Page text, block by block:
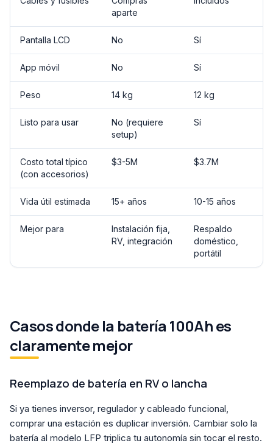
aparte
Pantalla LCD No Sí
App móvil No Sí
Peso 14 kg 12 kg
Listo para usar
No (requiere
setup)
Sí
Costo total típico
(con accesorios)
$3-5M $3.7M
Vida útil estimada 15+ años 10-15 años
Mejor para
Instalación fija,
RV, integración
Respaldo
doméstico,
portátil
Casos donde la batería 100Ah es
claramente mejor
Reemplazo de batería en RV o lancha
Si ya tienes inversor, regulador y cableado funcional,
comprar una estación es duplicar inversión. Cambiar solo la
batería al modelo LFP triplica tu autonomía sin tocar el resto.